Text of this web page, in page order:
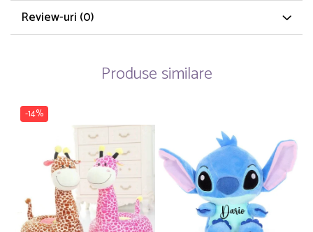
Review-uri (0)
Produse similare
-14%